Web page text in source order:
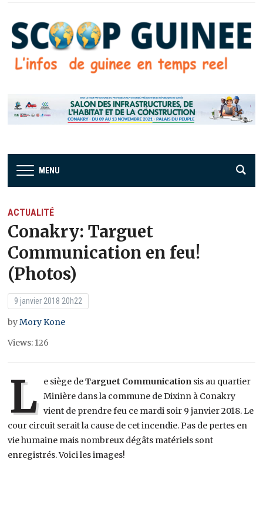
MENU
ACTUALITÉ
Conakry: Targuet
Communication en feu!
(Photos)
9 janvier 2018 20h22
byMory Kone
Views: 126
L e siège deTarguet Communication sis au quartier
Minière dans la commune de Dixinn à Conakry
vient de prendre feu ce mardi soir 9 janvier 2018. Le
cour circuit serait la cause de cet incendie. Pas de pertes en
vie humaine mais nombreux dégâts matériels sont
enregistrés. Voici les images!